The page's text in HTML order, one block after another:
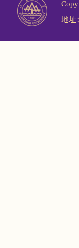
地址